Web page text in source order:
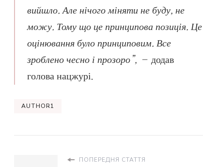
вийшло. Але нічого міняти не буду, не
можу. Тому що це принципова позиція. Це
оцінювання було принциповим. Все
зроблено чесно і прозоро”, – додав
голова нацжурі.
AUTHOR1
ПОПЕРЕДНЯ СТАТТЯ